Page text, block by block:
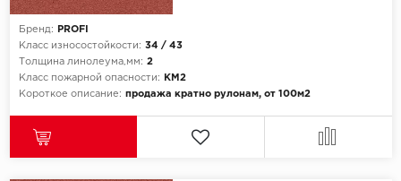
Бренд:
PROFI
Класс износостойкости: 34 / 43
Толщина линолеума,мм: 2
Класс пожарной опасности:
КМ2
Короткое описание: продажа кратно рулонам, от 100м2